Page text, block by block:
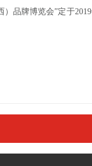
）品牌博览会”定于